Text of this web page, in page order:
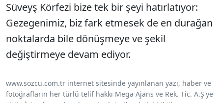
Süveyş Körfezi bize tek bir şeyi hatırlatıyor:
Gezegenimiz, biz fark etmesek de en durağan
noktalarda bile dönüşmeye ve şekil
değiştirmeye devam ediyor.
www.sozcu.com.tr internet sitesinde yayınlanan yazı, haber ve
fotoğrafların her türlü telif hakkı Mega Ajans ve Rek. Tic. A.Ş'ye